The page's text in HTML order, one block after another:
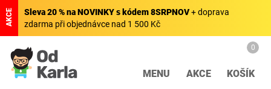
AKCE Sleva 20 % na NOVINKY s kódem 8SRPNOV+ doprava
zdarma při objednávce nad 1 500 Kč
MENU AKCE
0
KOŠÍK